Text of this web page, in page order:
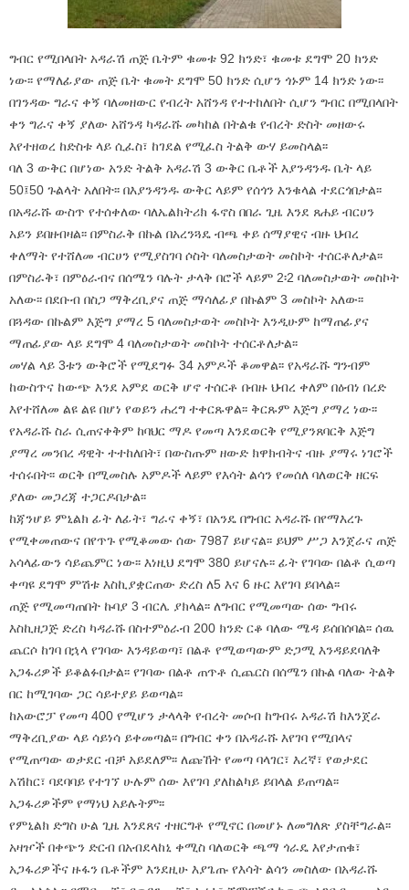
ግብር የሚበላበት አዳራሽ ጠጅ ቤትም ቁመቱ 92 ክንድ፣ ቁመቱ ደግሞ 20 ክንድ
ነው፡፡ የማለፊያው ጠጅ ቤት ቁመት ደግሞ 50 ክንድ ሲሆን ጎኑም 14 ክንድ ነው፡፡
በገንዳው ግራና ቀኝ ባለመዘውር የብረት አሸንዳ የተተከለበት ሲሆን ግብር በሚበላበት
ቀን ግራና ቀኝ ያለው አሸንዳ ካዳራሹ መካከል በትልቁ የብረት ድስት መዘውሩ
እየተዘወረ ከድስቱ ላይ ሲፈስ፣ ከገደል የሚፈስ ትልቅ ውሃ ይመስላል፡፡
ባለ 3 ውቅር በሆነው አንድ ትልቅ አዳራሽ 3 ውቅር ቤቶች እያንዳንዱ ቤት ላይ
50፤50 ጉልላት አለበት፡፡ በእያንዳንዱ ውቅር ላይም የሰጎን እንቁላል ተደርጎበታል፡፡
በአዳራሹ ውስጥ የተሰቀለው ባለኤልክትሪክ ፋኖስ በበራ ጊዜ እንደ ጸሐይ ብርሀን
አይን ይበዘብዛል፡፡ በምስራቅ በኩል በአረንጓዴ ብጫ ቀይ ሰማያዊና ብዙ ህብረ
ቀለማት የተሸለመ ብርሀን የሚያስገባ ሶስት ባለመስታወት መስኮት ተሰርቶለታል፡፡
በምስራቅ፣ በምዕራብና በሰሜን ባሉት ታላቅ በሮች ላይም 2፡2 ባለመስታወት መስኮት
አለው፡፡ በደቡብ በስጋ ማቅረቢያና ጠጅ ማሳለፊያ በኩልም 3 መስኮት አለው፡፡
በጓዳው በኩልም እጅግ ያማረ 5 ባለመስታወት መስኮት እንዲሁም ከማጠፊያና
ማጠፊያው ላይ ደግሞ 4 ባለመስታወት መስኮት ተሰርቶለታል፡፡
መሃል ላይ 3ቱን ውቅሮች የሚደግፉ 34 አምዶች ቆመዋል፡፡ የአዳራሹ ግንብም
ከውስጥና ከውጭ እንደ አምደ ወርቅ ሆኖ ተሰርቶ በብዙ ህብረ ቀለም በዕብነ በረድ
እየተሸለመ ልዩ ልዩ በሆነ የወይን ሐረግ ተቀርጹዋል፡፡ ቅርጹም እጅግ ያማረ ነው፡፡
የአዳራሹ ስራ ሲጠናቀቅም ከባህር ማዶ የመጣ እንደወርቅ የሚያንጸባርቅ እጅግ
ያማረ መንበረ ዳዊት ተተከለበት፣ በውስጡም ዘውድ ክዋክብትና ብዙ ያማሩ ነገሮች
ተሰሩበት፡፡ ወርቅ በሚመስሉ አምዶች ላይም የእሳት ልሳን የመሰለ ባለወርቅ ዘርፍ
ያለው መጋረጃ ተጋርዶበታል፡፡
ከጃንሆይ ምኒልክ ፊት ለፊት፣ ግራና ቀኝ፣ በአንዴ በግብር አዳራሹ በየማእረጉ
የሚቀመጠውና በየጥጉ የሚቆመው ሰው 7987 ይሆናል፡፡ ይህም ሥጋ እንጀራና ጠጅ
አሳላፊውን ሳይጨምር ነው፡፡ እነዚህ ደግሞ 380 ይሆናሉ፡፡ ፊት የገባው በልቶ ሲወጣ
ቀጣዩ ደግሞ ምሽቱ እስኪያቋርጠው ድረስ ለ5 እና 6 ዙር እየገባ ይበላል፡፡
ጠጅ የሚመጣጠበት ኩባያ 3 ብርሌ ያክላል፡፡ ለግብር የሚመጣው ሰው ግብሩ
እስኪዘጋጅ ድረስ ካዳራሹ በስተምዕራብ 200 ክንድ ርቆ ባለው ሜዳ ይሰበሰባል፡፡ ሰዉ
ጨርሶ ከገባ በኋላ የገባው እንዳይወጣ፣ በልቶ የሚወጣውም ድጋሚ እንዳይደባለቅ
አጋፋሪዎች ይቆልፉበታል፡፡ የገባው በልቶ ጠጥቶ ሲጨርስ በሰሜን በኩል ባለው ትልቅ
በር ከሚገባው ጋር ሳይተያይ ይወጣል፡፡
ከአውሮፓ የመጣ 400 የሚሆን ታላላቅ የብረት መሶብ ከግብሩ አዳራሽ ከእንጀራ
ማቅረቢያው ላይ ሳይነሳ ይቀመጣል፡፡ በግብር ቀን በአዳራሹ እየገባ የሚበላና
የሚጠጣው ወታደር ብቻ አይደለም፡፡ ለጩኸት የመጣ ባላገር፣ እረኛ፣ የወታደር
አሽከር፣ ባደባባይ የተገኘ ሁሉም ሰው እየገባ ያለከልካይ ይበላል ይጠጣል፡፡
አጋፋሪዎችም የማነህ አይሉትም፡፡
የምኒልክ ድግስ ሁል ጊዜ እንደጸና ተዘርግቶ የሚኖር በመሆኑ ለመግለጽ ያስቸግራል፡፡
አዛዦች በቀጭን ድርብ በአብደላከኒ ቀሚስ ባለወርቅ ጫማ ጎራዴ እየታጠቁ፣
አጋፋሪዎችና ዙፋን ቤቶችም እንደዚሁ እያጌጡ የእሳት ልሳን መስለው በአዳራሹ